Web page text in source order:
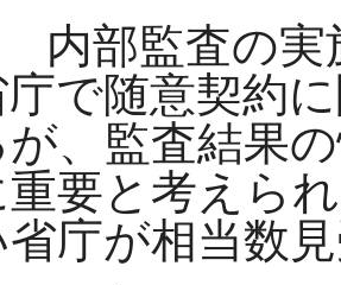
内部監査の
庁で随意契約
、監査結果
要と考えら
庁が相当数